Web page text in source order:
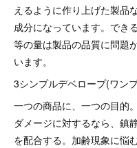
えるように作り上げた製品
成分になっています。でき
等の量は製品の品質に問題
います。
3シンプルデベロープ(ワン
一つの商品に、一つの目的
ダメージに対するなら、鎮
を配合する。加齢現象に悩